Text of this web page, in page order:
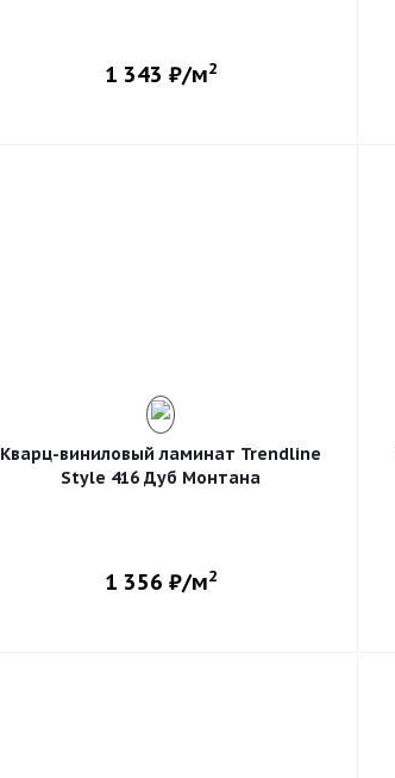
1 343 ₽/м2
Кварц-виниловый ламинат Trendline
Style 416 Дуб Монтана
1 356 ₽/м2